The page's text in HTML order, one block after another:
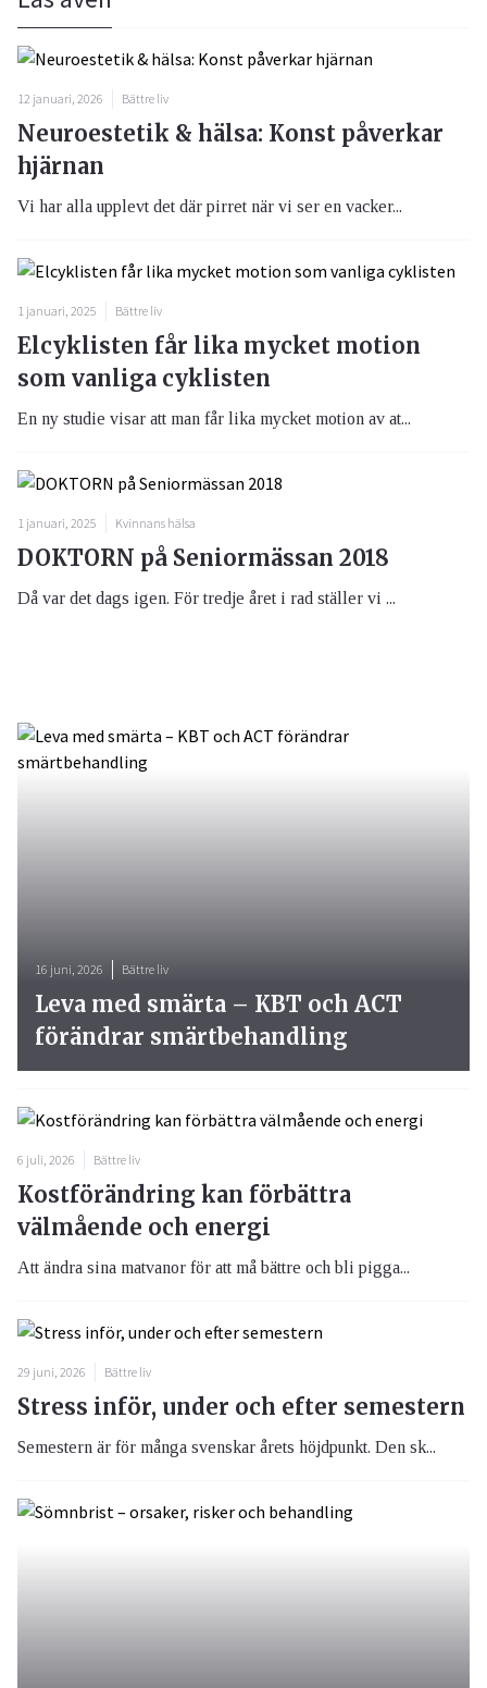
12 januari, 2026 Bättre liv
Neuroestetik & hälsa: Konst påverkar
hjärnan
Vi har alla upplevt det där pirret när vi ser en vacker...
1 januari, 2025 Bättre liv
Elcyklisten får lika mycket motion
som vanliga cyklisten
En ny studie visar att man får lika mycket motion av at...
1 januari, 2025 Kvinnans hälsa
DOKTORN på Seniormässan 2018
Då var det dags igen. För tredje året i rad ställer vi ...
6 juli, 2026 Bättre liv
Kostförändring kan förbättra
välmående och energi
Att ändra sina matvanor för att må bättre och bli pigga...
29 juni, 2026 Bättre liv
Stress inför, under och efter semestern
Semestern är för många svenskar årets höjdpunkt. Den sk...
16 juni, 2026 Bättre liv
Leva med smärta – KBT och ACT
förändrar smärtbehandling